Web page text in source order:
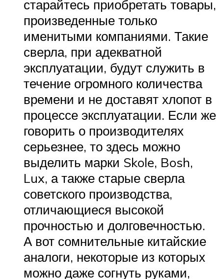
старайтесь приобретать товары,
произведенные только
именитыми компаниями. Такие
сверла, при адекватной
эксплуатации, будут служить в
течение огромного количества
времени и не доставят хлопот в
процессе эксплуатации. Если же
говорить о производителях
серьезнее, то здесь можно
выделить марки Skole, Bosh,
Lux, а также старые сверла
советского производства,
отличающиеся высокой
прочностью и долговечностью.
А вот сомнительные китайские
аналоги, некоторые из которых
можно даже согнуть руками,